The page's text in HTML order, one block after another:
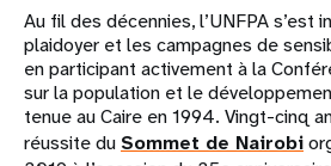
Organisations confessionnelles
Fondations et organisations
Organismes des Nations Unies
Au fil des décennies, l’UNFPA s’est
plaidoyer et les campagnes de
en participant activement à la
sur la population et le
tenue au Caire en 1994. Vingt-cinq
réussite du Sommet de Nairobi